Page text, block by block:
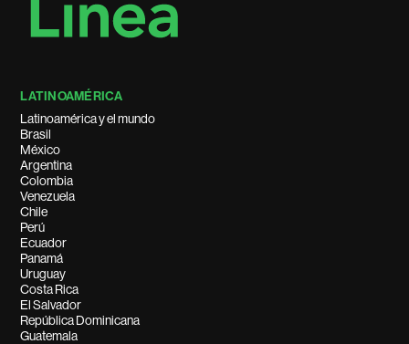
LATINOAMÉRICA
Latinoamérica y el mundo
Brasil
México
Argentina
Colombia
Venezuela
Chile
Perú
Ecuador
Panamá
Uruguay
Costa Rica
El Salvador
República Dominicana
Guatemala